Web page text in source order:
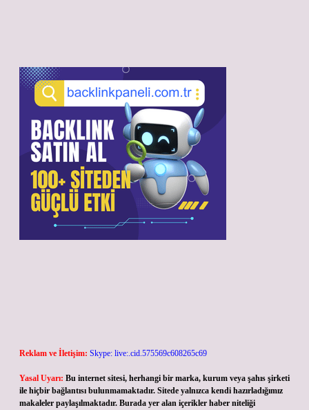
Reklam ve İletişim: Skype: live:.cid.575569c608265c69
Yasal Uyarı: Bu internet sitesi, herhangi bir marka, kurum veya şahıs şirketi
ile hiçbir bağlantısı bulunmamaktadır. Sitede yalnızca kendi hazırladığımız
makaleler paylaşılmaktadır. Burada yer alan içerikler haber niteliği